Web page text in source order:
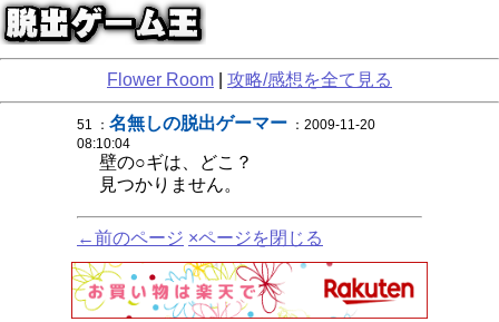
Flower Room 攻略/感想を全て見る
51 ： 名無しの脱出ゲーマー ：2009-11-20
08:10:04
壁の○ギは、どこ？
見つかりません。
←前のページ ×ページを閉じる